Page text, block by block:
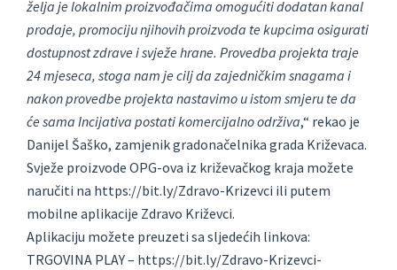
želja je lokalnim proizvođačima omogućiti dodatan kanal
prodaje, promociju njihovih proizvoda te kupcima osigurati
dostupnost zdrave i svježe hrane. Provedba projekta traje
24 mjeseca, stoga nam je cilj da zajedničkim snagama i
nakon provedbe projekta nastavimo u istom smjeru te da
će sama Incijativa postati komercijalno održiva,“ rekao je
Danijel Šaško, zamjenik gradonačelnika grada Križevaca.
Svježe proizvode OPG-ova iz križevačkog kraja možete
naručiti na https://bit.ly/Zdravo-Krizevci ili putem
mobilne aplikacije Zdravo Križevci.
Aplikaciju možete preuzeti sa sljedećih linkova:
TRGOVINA PLAY – https://bit.ly/Zdravo-Krizevci-